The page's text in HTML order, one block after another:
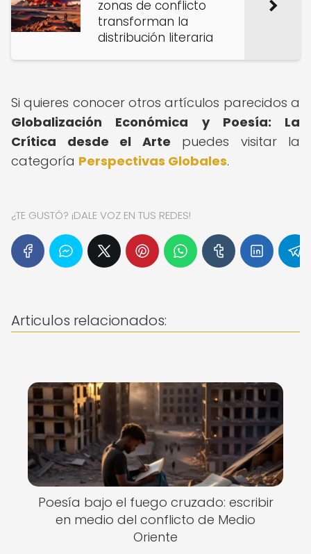
zonas de conflicto
transforman la
distribución literaria
Si quieres conocer otros artículos parecidos a
Globalización Económica y Poesía: La
Crítica desde el Arte puedes visitar la
categoría Perspectivas Globales.
¿TE GUSTÓ? ¡DALE VOZ EN TUS REDES!
Articulos relacionados:
Poesía bajo el fuego cruzado: escribir
en medio del conflicto de Medio
Oriente